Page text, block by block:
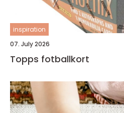
inspiration
07. July 2026
Topps fotballkort